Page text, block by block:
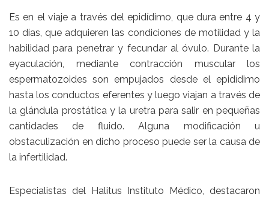
Es en el viaje a través del epidídimo, que dura entre 4 y
10 días, que adquieren las condiciones de motilidad y la
habilidad para penetrar y fecundar al óvulo. Durante la
eyaculación, mediante contracción muscular los
espermatozoides son empujados desde el epidídimo
hasta los conductos eferentes y luego viajan a través de
la glándula prostática y la uretra para salir en pequeñas
cantidades de fluido. Alguna modificación u
obstaculización en dicho proceso puede ser la causa de
la infertilidad.
Especialistas del Halitus Instituto Médico, destacaron